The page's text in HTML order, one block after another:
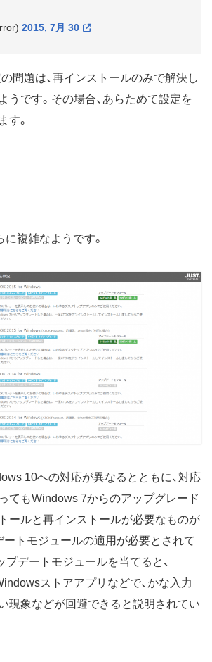
2015, 7月 30
問題は、再インストールのみで解決し
うです。その場合、あらためて設定を
す。
複雑なようです。
10への対応が異なるとともに、対応
てもWindows 7からのアップグレード
ールと再インストールが必要なものが
ートモジュールの適用が必要とされて
プデートモジュールを当てると、
ストアアプリなどで、かな入力
現象などが回避できると説明されてい